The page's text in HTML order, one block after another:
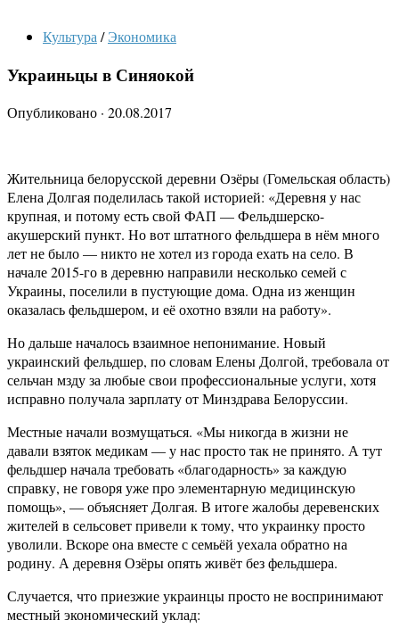
Культура / Экономика
Украиньцы в Синяокой
Опубликовано · 20.08.2017
Жительница белорусской деревни Озёры (Гомельская область)
Елена Долгая поделилась такой историей: «Деревня у нас
крупная, и потому есть свой ФАП — Фельдшерско-
акушерский пункт. Но вот штатного фельдшера в нём много
лет не было — никто не хотел из города ехать на село. В
начале 2015-го в деревню направили несколько семей с
Украины, поселили в пустующие дома. Одна из женщин
оказалась фельдшером, и её охотно взяли на работу».
Но дальше началось взаимное непонимание. Новый
украинский фельдшер, по словам Елены Долгой, требовала от
сельчан мзду за любые свои профессиональные услуги, хотя
исправно получала зарплату от Минздрава Белоруссии.
Местные начали возмущаться. «Мы никогда в жизни не
давали взяток медикам — у нас просто так не принято. А тут
фельдшер начала требовать «благодарность» за каждую
справку, не говоря уже про элементарную медицинскую
помощь», — объясняет Долгая. В итоге жалобы деревенских
жителей в сельсовет привели к тому, что украинку просто
уволили. Вскоре она вместе с семьёй уехала обратно на
родину. А деревня Озёры опять живёт без фельдшера.
Случается, что приезжие украинцы просто не воспринимают
местный экономический уклад: